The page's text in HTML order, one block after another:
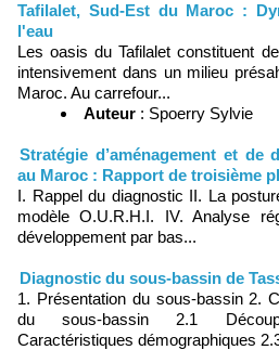
Tafilalet, Sud-Est du Maroc :
l'eau
Les oasis du Tafilalet constituent
intensivement dans un milieu
Maroc. Au carrefour...
Auteur : Spoerry Sylvie
Stratégie d’aménagement et de
au Maroc : Rapport de troisième
I. Rappel du diagnostic II. La
modèle O.U.R.H.I. IV. Analyse
développement par bas...
Diagnostic du sous-bassin de
1. Présentation du sous-bassin 2.
du sous-bassin 2.1
Caractéristiques démographiques